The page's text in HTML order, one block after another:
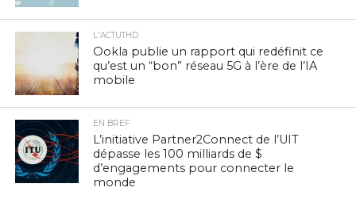
L'ACTUTHD
Ookla publie un rapport qui redéfinit ce
qu’est un “bon” réseau 5G à l’ère de l’IA
mobile
EN BREF
L’initiative Partner2Connect de l’UIT
dépasse les 100 milliards de $
d’engagements pour connecter le
monde